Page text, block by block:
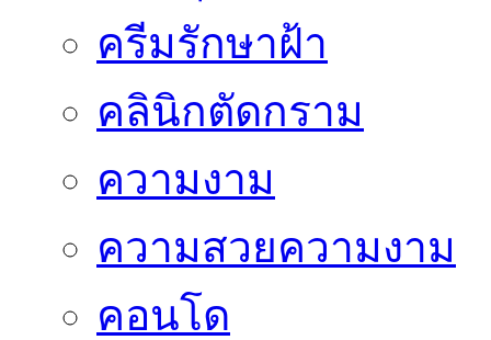
ครีมรักษาฝ้า
คลินิกตัดกราม
ความงาม
ความสวยความงาม
คอนโด